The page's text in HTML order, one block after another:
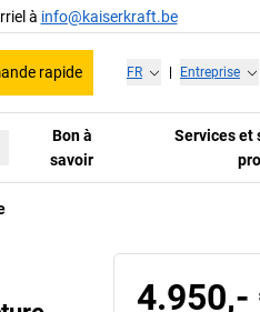
à info@kaiserkraft.be
rapide FR Entreprise
Bon à
savoir
Services et
4.950,-